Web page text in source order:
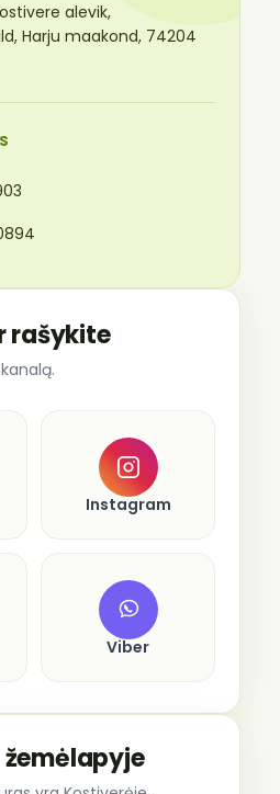
alevik,
Harju maakond, 74204
rašykite
Instagram
Viber